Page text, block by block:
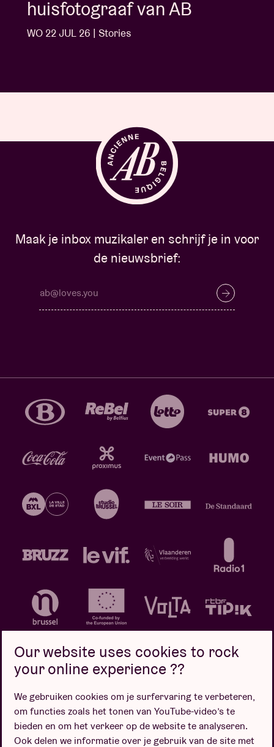
van AB
| Stories
Maak je inbox muzikaler en schrijf je in voor
de nieuwsbrief:
Privacybeleid Cookiebeleid
Verkoopsvoorwaarden
Design door
Our website uses cookies to rock
your online experience ??
We gebruiken cookies om je surfervaring te verbeteren,
om functies zoals het tonen van YouTube-video’s te
bieden en om het verkeer op de website te analyseren.
Ook delen we informatie over je gebruik van de site met